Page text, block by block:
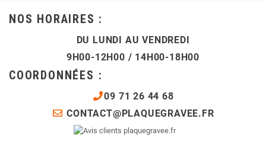
NOS HORAIRES :
DU LUNDI AU VENDREDI
9H00-12H00 / 14H00-18H00
COORDONNÉES :
09 71 26 44 68
CONTACT@PLAQUEGRAVEE.FR